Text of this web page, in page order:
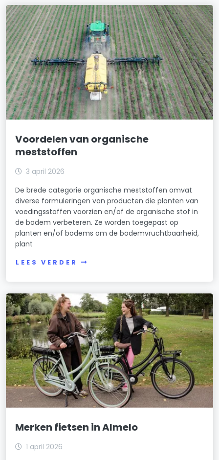
Voordelen van organische
meststoffen
3 april 2026
De brede categorie organische meststoffen omvat
diverse formuleringen van producten die planten van
voedingsstoffen voorzien en/of de organische stof in
de bodem verbeteren. Ze worden toegepast op
planten en/of bodems om de bodemvruchtbaarheid,
plant
LEES VERDER
Merken fietsen in Almelo
1 april 2026